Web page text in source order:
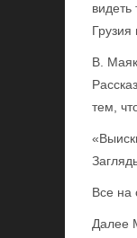
видеть
В.
тем,
Все на
Далее